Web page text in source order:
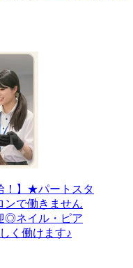
！】★パートスタ
で働きません
◎ネイル・ピア
く働けます♪